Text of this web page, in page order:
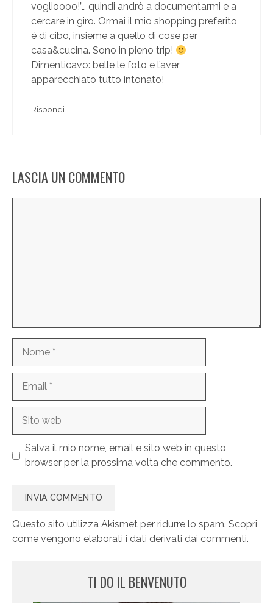
voglioooo!”… quindi andrò a documentarmi e a
cercare in giro. Ormai il mio shopping preferito
è di cibo, insieme a quello di cose per
casa&cucina. Sono in pieno trip!
Dimenticavo: belle le foto e l’aver
apparecchiato tutto intonato!
Rispondi
LASCIA UN COMMENTO
Salva il mio nome, email e sito web in questo
browser per la prossima volta che commento.
Questo sito utilizza Akismet per ridurre lo spam. Scopri
come vengono elaborati i dati derivati dai commenti.
TI DO IL BENVENUTO